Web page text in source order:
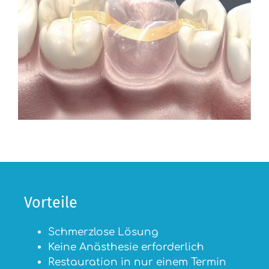
Vorteile
Schmerzlose Lösung
Keine Anästhesie erforderlich
Restauration in nur einem Termin